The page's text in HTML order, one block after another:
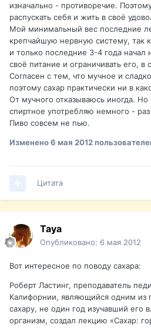
изначально - противоречие.
распускать себя и жить в своё
Мой минимальный вес последние
крепчайшую нервную систему, так
и только последние 3-4 года начал
своё питание и ограничивать его,
Согласен с тем, что мучное и
поэтому сахар практически ни в
От мучного отказываюсь иногда. Но
спиртное употребляю немного -
Пиво совсем не пью.
Изменено6 мая 2012
Цитата
Taya
Опубликовано: 6 мая 2012
Вот интересное по поводу сахара:
Роберт Ластинг, преподаватель
Калифорнии, являющийся одним из
сахару, не один год изучавший его
организм, создал лекцию «Сахар: